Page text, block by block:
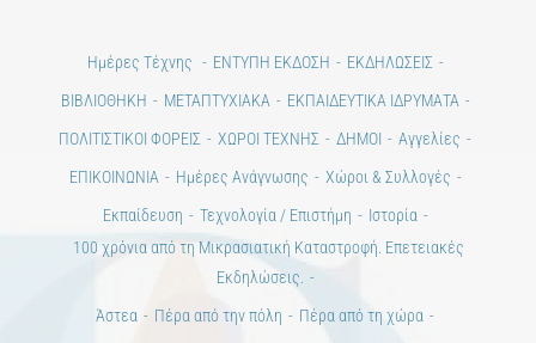
Ημέρες Τέχνης ΕΝΤΥΠΗ ΕΚΔΟΣΗ
ΕΚΔΗΛΩΣΕΙΣ
ΒΙΒΛΙΟΘΗΚΗ
ΜΕΤΑΠΤΥΧΙΑΚΑ
ΕΚΠΑΙΔΕΥΤΙΚΑ ΙΔΡΥΜΑΤΑ
ΠΟΛΙΤΙΣΤΙΚΟΙ ΦΟΡΕΙΣ
ΧΩΡΟΙ ΤΕΧΝΗΣ ΔΗΜΟΙ
Αγγελίες
ΕΠΙΚΟΙΝΩΝΙΑ
Ημέρες Ανάγνωσης
Χώροι & Συλλογές
Εκπαίδευση
Τεχνολογία / Επιστήμη
Ιστορία
100 χρόνια από τη Μικρασιατική Καταστροφή. Επετειακές
Εκδηλώσεις.
Άστεα
Πέρα από την πόλη
Πέρα από τη χώρα